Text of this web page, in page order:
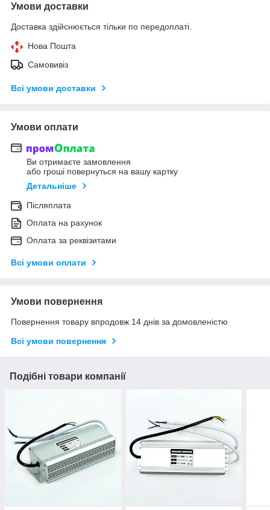
Умови доставки
Доставка здійснюється тільки по передоплаті.
Нова Пошта
Самовивіз
Всі умови доставки
Умови оплати
Ви отримаєте замовлення
або гроші повернуться на вашу картку
Детальніше
Післяплата
Оплата на рахунок
Оплата за реквізитами
Всі умови оплати
Умови повернення
Повернення товару впродовж 14 днів за домовленістю
Всі умови повернення
Подібні товари компанії